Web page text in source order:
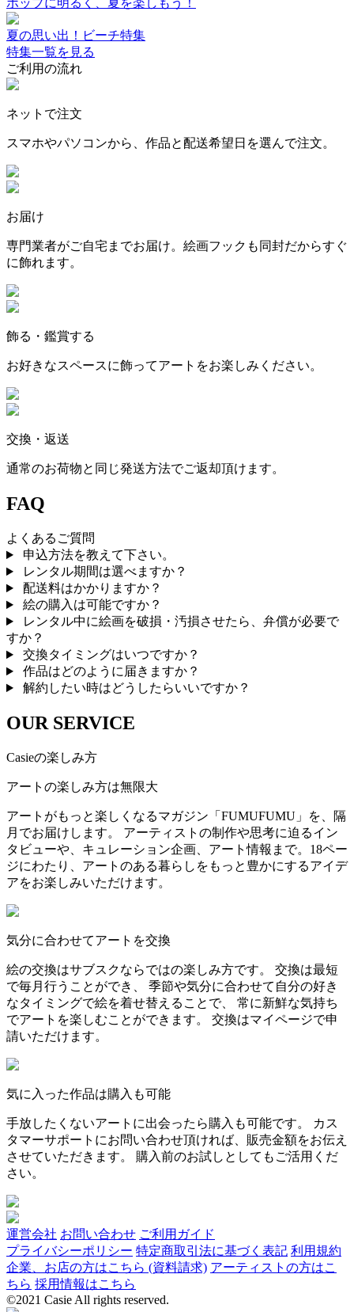
ポップに明るく、夏を楽しもう！
夏の思い出！ビーチ特集
特集一覧を見る
ご利用の流れ
ネットで注文
スマホやパソコンから、作品と配送希望日を選んで注文。
お届け
専門業者がご自宅までお届け。絵画フックも同封だからすぐ
に飾れます。
飾る・鑑賞する
お好きなスペースに飾ってアートをお楽しみください。
交換・返送
通常のお荷物と同じ発送方法でご返却頂けます。
FAQ
よくあるご質問
申込方法を教えて下さい。
レンタル期間は選べますか？
配送料はかかりますか？
絵の購入は可能ですか？
レンタル中に絵画を破損・汚損させたら、弁償が必要で
すか？
交換タイミングはいつですか？
作品はどのように届きますか？
解約したい時はどうしたらいいですか？
OUR SERVICE
Casieの楽しみ方
アートの楽しみ方は無限大
アートがもっと楽しくなるマガジン「FUMUFUMU」を、隔
月でお届けします。 アーティストの制作や思考に迫るイン
タビューや、キュレーション企画、アート情報まで。18ペー
ジにわたり、アートのある暮らしをもっと豊かにするアイデ
アをお楽しみいただけます。
気分に合わせてアートを交換
絵の交換はサブスクならではの楽しみ方です。 交換は最短
で毎月行うことができ、 季節や気分に合わせて自分の好き
なタイミングで絵を着せ替えることで、 常に新鮮な気持ち
でアートを楽しむことができます。 交換はマイページで申
請いただけます。
気に入った作品は購入も可能
手放したくないアートに出会ったら購入も可能です。 カス
タマーサポートにお問い合わせ頂ければ、販売金額をお伝え
させていただきます。 購入前のお試しとしてもご活用くだ
さい。
運営会社 お問い合わせ ご利用ガイド
プライバシーポリシー 特定商取引法に基づく表記 利用規約
企業、お店の方はこちら (資料請求) アーティストの方はこ
ちら 採用情報はこちら
©2021 Casie All rights reserved.